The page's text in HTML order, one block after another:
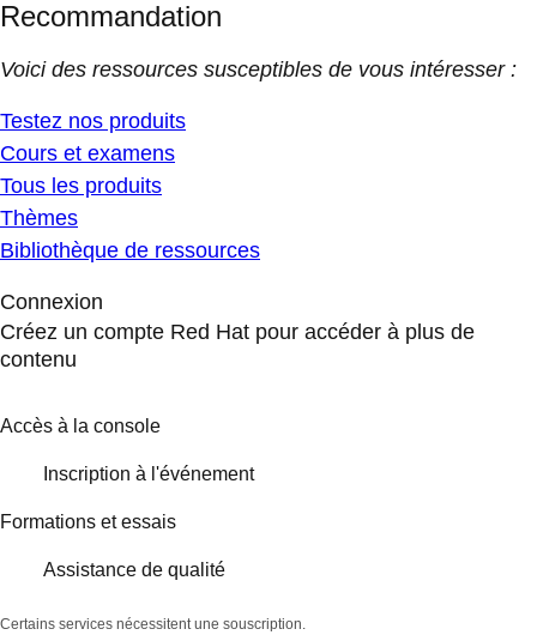
Recommandation
Voici des ressources susceptibles de vous intéresser :
Testez nos produits
Cours et examens
Tous les produits
Thèmes
Bibliothèque de ressources
Connexion
Créez un compte Red Hat pour accéder à plus de
contenu
Accès à la console
Inscription à l'événement
Formations et essais
Assistance de qualité
Certains services nécessitent une souscription.